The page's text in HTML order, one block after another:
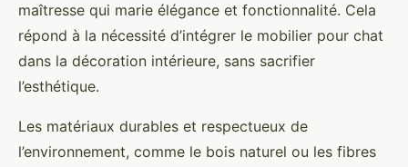
maîtresse qui marie élégance et fonctionnalité. Cela
répond à la nécessité d’intégrer le mobilier pour chat
dans la décoration intérieure, sans sacrifier
l’esthétique.
Les matériaux durables et respectueux de
l’environnement, comme le bois naturel ou les fibres